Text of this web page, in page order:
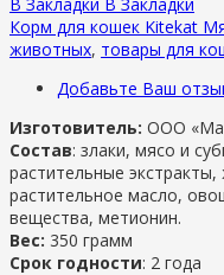
Корм для кошек Kitekat
животных, товары для
Добавьте Ваш
Изготовитель: ООО
Состав: злаки, мясо и
растительные
растительное масло,
вещества, метионин.
Вес: 350 грамм
Срок годности: 2 года